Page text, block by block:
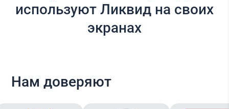
используют Ликвид на своих
экранах
Нам доверяют